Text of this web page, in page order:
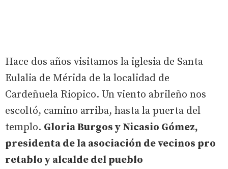
Hace dos años visitamos la iglesia de Santa
Eulalia de Mérida de la localidad de
Cardeñuela Riopico. Un viento abrileño nos
escoltó, camino arriba, hasta la puerta del
templo. Gloria Burgos y Nicasio Gómez,
presidenta de la asociación de vecinos pro
retablo y alcalde del pueblo